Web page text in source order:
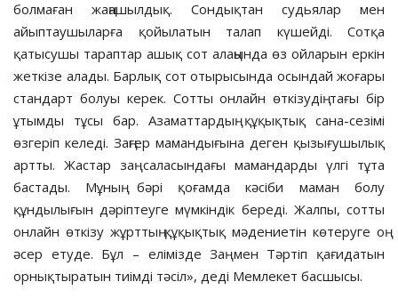
болмаған жаңашылдық. Сондықтан судьялар мен
айыптаушыларға қойылатын талап күшейді. Сотқа
қатысушы тараптар ашық сот алаңында өз ойларын еркін
жеткізе алады. Барлық сот отырысында осындай жоғары
стандарт болуы керек. Сотты онлайн өткізудің тағы бір
ұтымды тұсы бар. Азаматтардың құқықтық сана-сезімі
өзгеріп келеді. Заңгер мамандығына деген қызығушылық
артты. Жастар заң саласындағы мамандарды үлгі тұта
бастады. Мұның бәрі қоғамда кәсіби маман болу
құндылығын дәріптеуге мүмкіндік береді. Жалпы, сотты
онлайн өткізу жұрттың құқықтық мәдениетін көтеруге оң
әсер етуде. Бұл – елімізде Заң мен Тәртіп қағидатын
орнықтыратын тиімді тәсіл», деді Мемлекет басшысы.